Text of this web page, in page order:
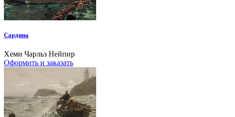
Сардина
Хеми Чарльз Нейпир
Оформить и заказать